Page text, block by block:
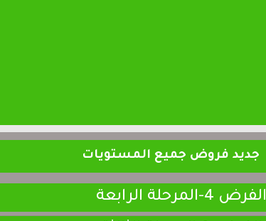
جديد فروض جميع المستويات
الفرض 4-المرحلة الرابعة